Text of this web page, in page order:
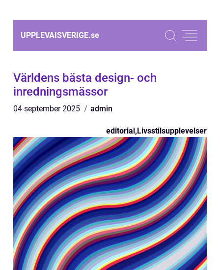
UPPLEVAISVERIGE.se
Världens bästa design- och
inredningsmässor
04 september 2025 admin
editorial,Livsstilsupplevelser